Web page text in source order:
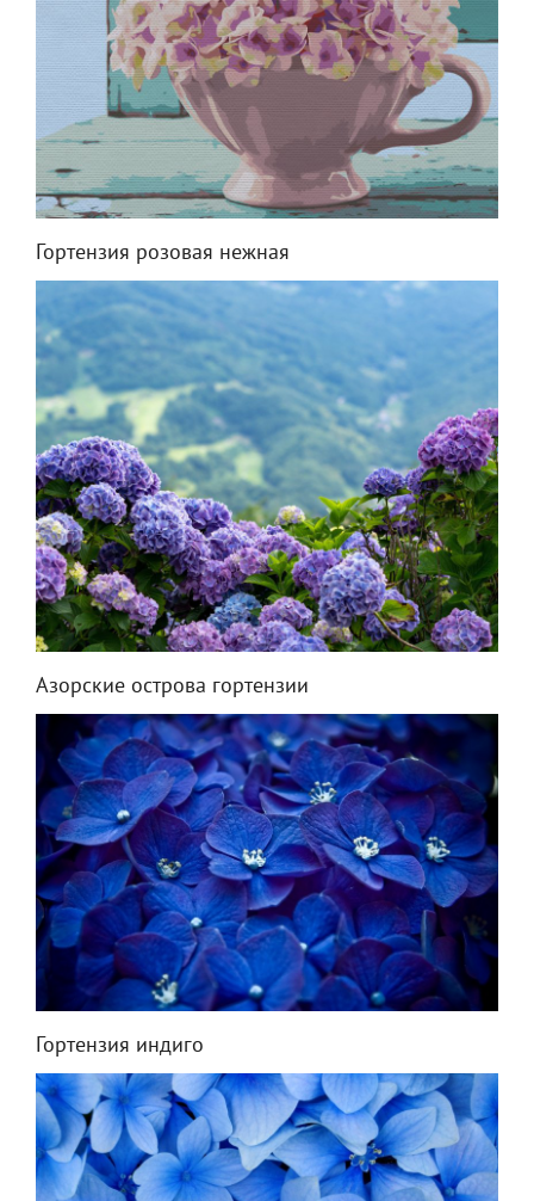
Гортензия розовая нежная
Азорские острова гортензии
Гортензия индиго